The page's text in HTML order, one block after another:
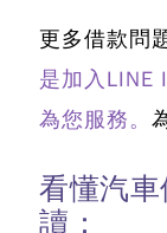
更多借款問
是加入LINE
為您服務。
看懂汽
讀：